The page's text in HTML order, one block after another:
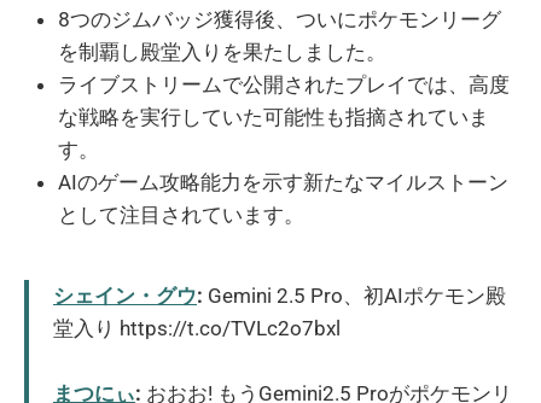
8つのジムバッジ獲得後、ついにポケモンリーグ
を制覇し殿堂入りを果たしました。
ライブストリームで公開されたプレイでは、高度
な戦略を実行していた可能性も指摘されていま
す。
AIのゲーム攻略能力を示す新たなマイルストーン
として注目されています。
シェイン・グウ: Gemini 2.5 Pro、初AIポケモン殿
堂入り https://t.co/TVLc2o7bxl
まつにぃ: おおお! もうGemini2.5 Proがポケモンリ